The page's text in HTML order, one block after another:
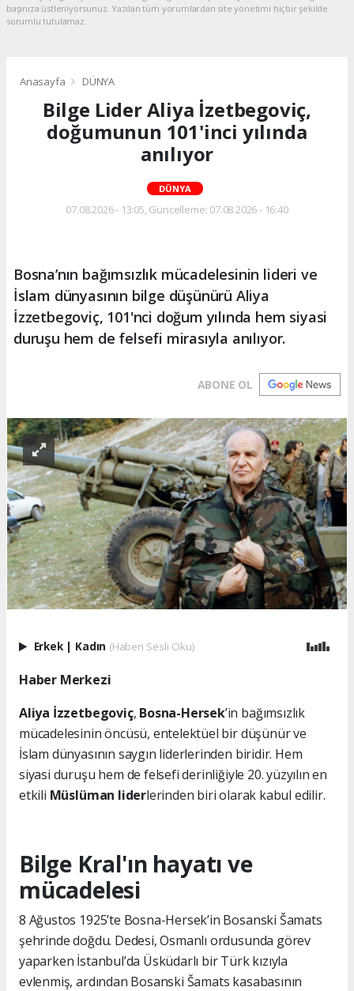
başınıza üstleniyorsunuz. Yazılan tüm yorumlardan site yönetimi hiçbir şekilde
sorumlu tutulamaz.
Anasayfa DÜNYA
Bilge Lider Aliya İzetbegoviç,
doğumunun 101'inci yılında
anılıyor
DÜNYA
07.08.2026 - 13:05, Güncelleme: 07.08.2026 - 16:40
Bosna’nın bağımsızlık mücadelesinin lideri ve
İslam dünyasının bilge düşünürü Aliya
İzzetbegoviç, 101'nci doğum yılında hem siyasi
duruşu hem de felsefi mirasıyla anılıyor.
ABONE OL
Erkek | Kadın (Haberi Sesli Oku)
Haber Merkezi
Aliya İzzetbegoviç, Bosna-Hersek’in bağımsızlık
mücadelesinin öncüsü, entelektüel bir düşünür ve
İslam dünyasının saygın liderlerinden biridir. Hem
siyasi duruşu hem de felsefi derinliğiyle 20. yüzyılın en
etkili Müslüman liderlerinden biri olarak kabul edilir.
Bilge Kral'ın hayatı ve
mücadelesi
8 Ağustos 1925’te Bosna-Hersek’in Bosanski Šamats
şehrinde doğdu. Dedesi, Osmanlı ordusunda görev
yaparken İstanbul’da Üsküdarlı bir Türk kızıyla
evlenmiş, ardından Bosanski Šamats kasabasının